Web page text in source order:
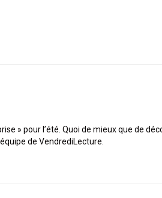
» pour l’été. Quoi de mieux que de
de VendrediLecture.